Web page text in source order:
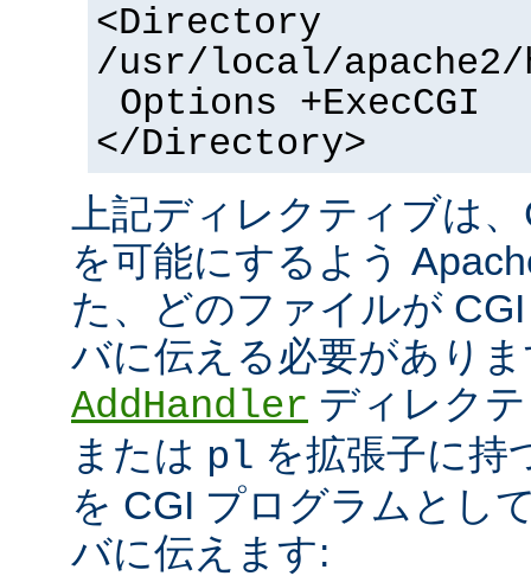
<Directory
/usr/local/apache2/
Options +ExecCGI
</Directory>
上記ディレクティブは
を可能にするよう
た、どのファイルが
バに伝える必要があり
AddHandler ディレク
または pl を拡張子に持
を CGI プログラムとし
バに伝えます: